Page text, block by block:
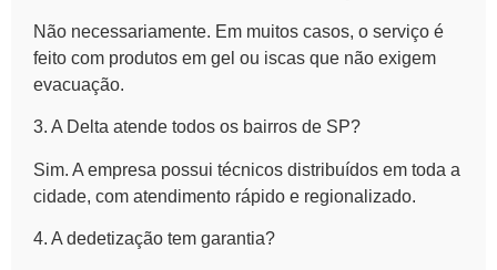
Não necessariamente. Em muitos casos, o serviço é
feito com produtos em gel ou iscas que não exigem
evacuação.
3. A Delta atende todos os bairros de SP?
Sim. A empresa possui técnicos distribuídos em toda a
cidade, com atendimento rápido e regionalizado.
4. A dedetização tem garantia?